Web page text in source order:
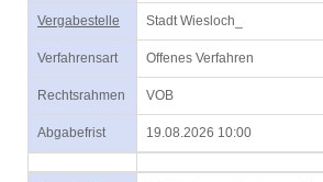
Vergabestelle Stadt Wiesloch_
Verfahrensart Offenes Verfahren
Rechtsrahmen VOB
Abgabefrist 19.08.2026 10:00